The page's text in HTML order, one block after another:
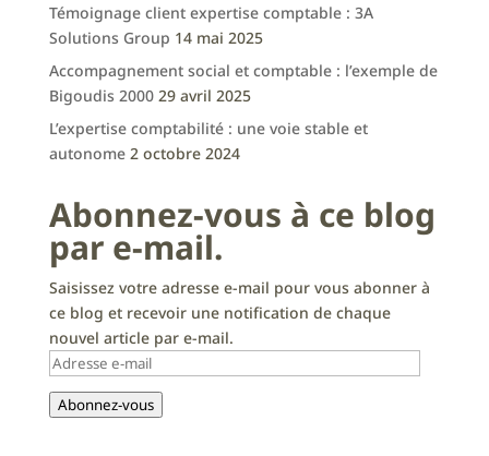
Témoignage client expertise comptable : 3A
Solutions Group 14 mai 2025
Accompagnement social et comptable : l’exemple de
Bigoudis 2000 29 avril 2025
L’expertise comptabilité : une voie stable et
autonome 2 octobre 2024
Abonnez-vous à ce blog
par e-mail.
Saisissez votre adresse e-mail pour vous abonner à
ce blog et recevoir une notification de chaque
nouvel article par e-mail.
Adresse
e-
mail
Abonnez-vous